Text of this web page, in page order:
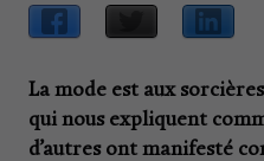
La mode est aux
qui nous expliquent
d’autres ont manifesté